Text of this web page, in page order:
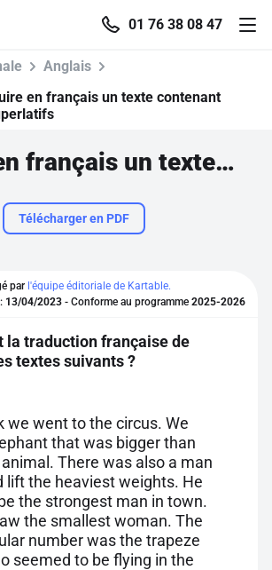
01 76 38 08 47
S'inscrire gratuitement
Anglais
en français un texte contenant
Traduire en français un texte contenant comparatifs et superlatifs
Télécharger en PDF
par l'équipe éditoriale de Kartable.
13/04/2023 - Conforme au programme 2025-2026
la traduction française de
textes suivants ?
we went to the circus. We
that was bigger than
There was also a man
lift the heaviest weights. He
the strongest man in town.
the smallest woman. The
number was the trapeze
seemed to be flying in the